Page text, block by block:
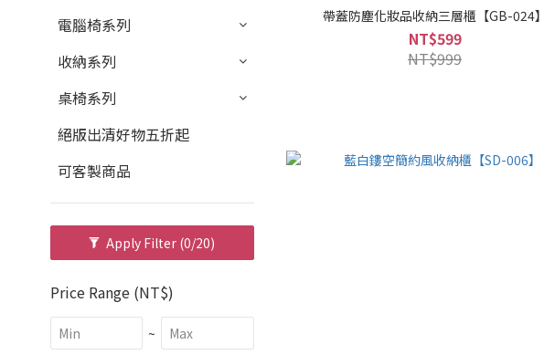
電腦椅系列
收納系列
桌椅系列
絕版出清好物五折起
可客製商品
Apply Filter (0/20)
Price Range (NT$)
~
帶蓋防塵化妝品收納三層櫃【GB-024】
NT$599
NT$999